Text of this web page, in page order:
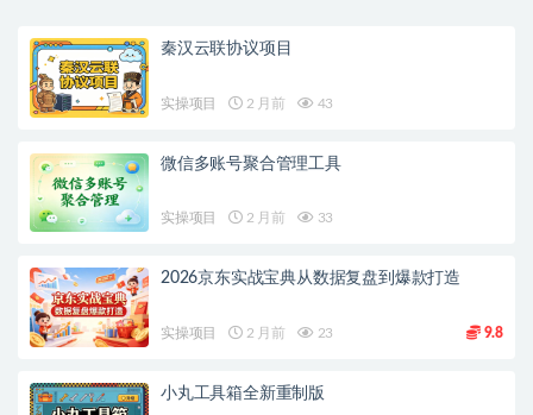
秦汉云联协议项目
实操项目 2 月前 43
微信多账号聚合管理工具
实操项目 2 月前 33
2026京东实战宝典从数据复盘到爆款打造
实操项目 2 月前 23 9.8
小丸工具箱全新重制版